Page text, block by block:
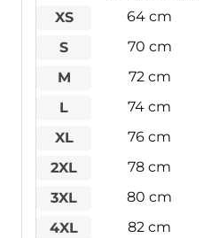
XS
64 cm
S
70 cm
M
72 cm
L
74 cm
XL
76 cm
2XL
78 cm
3XL
80 cm
4XL
82 cm